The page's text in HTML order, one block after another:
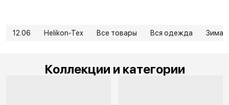
12.06 Helikon-Tex Все товары Вся одежда Зима
Коллекции и категории